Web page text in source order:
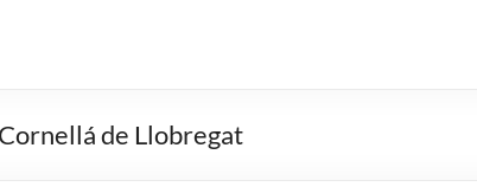
de Llobregat